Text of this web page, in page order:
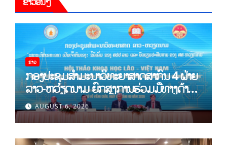
ຂ່າວ
ກອງປະຊຸມສໍາມະນາວິທະຍາສາດສາກົນ 4 ຝ່າຍ
ລາວ-ຫວຽດນາມ ຍົກສູງການຮ່ວມມືທາງດ້ານ
ທິດສະດີ ແລະ ພຶດຕິກໍາ ລາວ-ຫວຽດນາມ ແນໃສ່
ສ້າງເສດຖະກິດເອກະລາດເປັນເຈົ້າຕົນເອງຢ່າງ
ເຂັ້ມແຂງ
AUGUST 6, 2026